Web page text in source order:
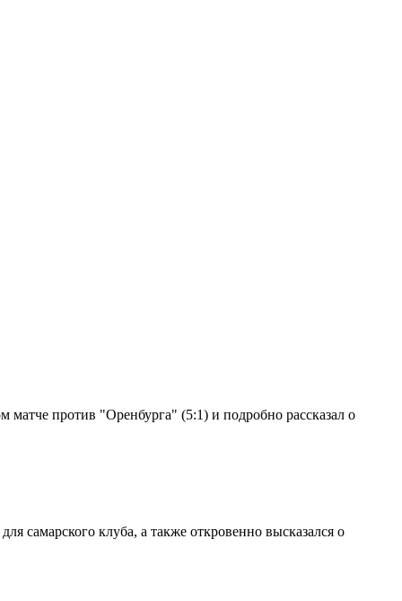
матче против "Оренбурга" (5:1) и подробно рассказал о
самарского клуба, а также откровенно высказался о